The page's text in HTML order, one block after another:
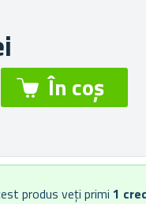
produs veți primi 1